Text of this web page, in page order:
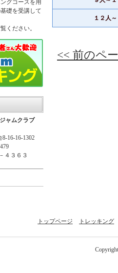
１２人～
<< 前のペ
グコースを用
礎を受講して
ください。
ャムクラブ
16-16-1302
４３６３
トップページ トレッキング